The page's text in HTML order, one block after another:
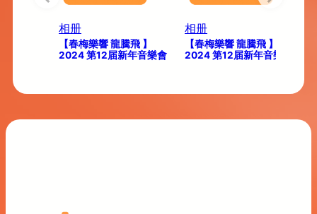
相册
【春梅樂響 龍騰飛 】
2024 第12届新年音樂會
相册
【春梅樂響 龍騰飛 】
2024 第12届新年音樂會